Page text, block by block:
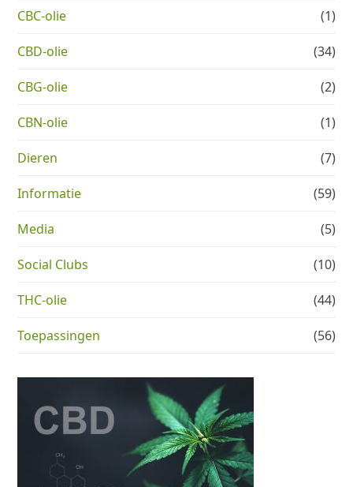
CBC-olie (1)
CBD-olie (34)
CBG-olie (2)
CBN-olie (1)
Dieren (7)
Informatie (59)
Media (5)
Social Clubs (10)
THC-olie (44)
Toepassingen (56)